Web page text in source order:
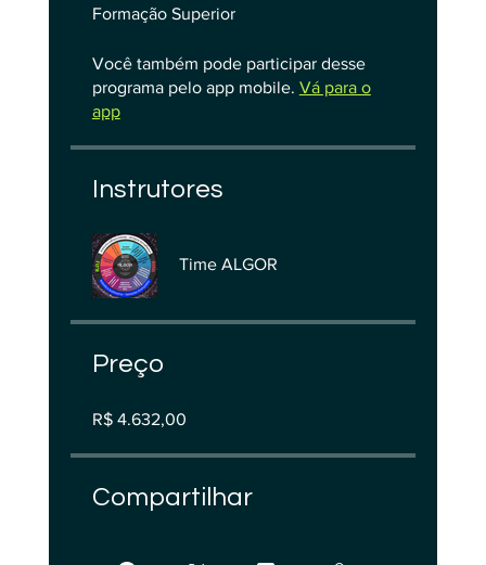
Formação Superior
Você também pode participar desse
programa pelo app mobile. Vá para o
app
Instrutores
Time ALGOR
Preço
R$ 4.632,00
Compartilhar